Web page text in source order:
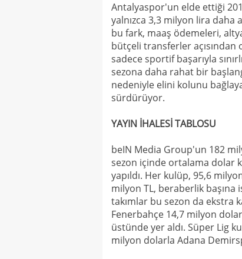
Antalyaspor'un elde ettiği
yalnızca 3,3 milyon lira daha
bu fark, maaş ödemeleri,
bütçeli transferler açısından
sadece sportif başarıyla
sezona daha rahat bir
nedeniyle elini kolunu
sürdürüyor.
YAYIN İHALESİ TABLOSU
beIN Media Group'un 182
sezon içinde ortalama dolar
yapıldı. Her kulüp, 95,6
milyon TL, beraberlik başına
takımlar bu sezon da ekstra
Fenerbahçe 14,7 milyon
üstünde yer aldı. Süper Lig
milyon dolarla Adana